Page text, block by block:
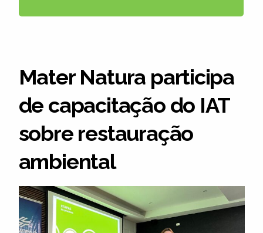
Mater Natura participa
de capacitação do IAT
sobre restauração
ambiental